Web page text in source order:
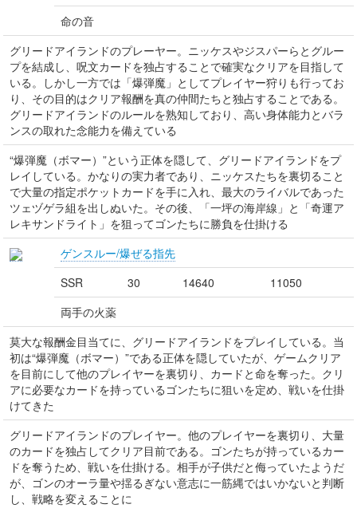
命の音
グリードアイランドのプレーヤー。ニッケスやジスパーらとグルー
プを結成し、呪文カードを独占することで確実なクリアを目指して
いる。しかし一方では「爆弾魔」としてプレイヤー狩りも行ってお
り、その目的はクリア報酬を真の仲間たちと独占することである。
グリードアイランドのルールを熟知しており、高い身体能力とバラ
ンスの取れた念能力を備えている
“爆弾魔（ボマー）”という正体を隠して、グリードアイランドをプ
レイしている。かなりの実力者であり、ニッケスたちを裏切ること
で大量の指定ポケットカードを手に入れ、最大のライバルであった
ツェヅゲラ組を出しぬいた。その後、「一坪の海岸線」と「奇運ア
レキサンドライト」を狙ってゴンたちに勝負を仕掛ける
ゲンスルー/爆ぜる指先
SSR
30 14640
11050
両手の火薬
莫大な報酬金目当てに、グリードアイランドをプレイしている。当
初は“爆弾魔（ボマー）”である正体を隠していたが、ゲームクリア
を目前にして他のプレイヤーを裏切り、カードと命を奪った。クリ
アに必要なカードを持っているゴンたちに狙いを定め、戦いを仕掛
けてきた
グリードアイランドのプレイヤー。他のプレイヤーを裏切り、大量
のカードを独占してクリア目前である。ゴンたちが持っているカー
ドを奪うため、戦いを仕掛ける。相手が子供だと侮っていたようだ
が、ゴンのオーラ量や揺るぎない意志に一筋縄ではいかないと判断
し、戦略を変えることに